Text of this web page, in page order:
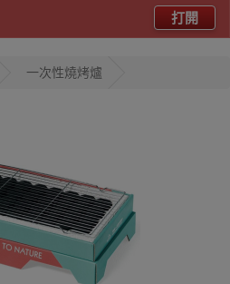
打開
一次性燒烤爐